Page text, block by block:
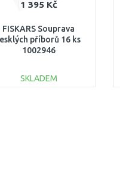
1 395 Kč
FISKARS Souprava
příborů 16 ks
1002946
SKLADEM